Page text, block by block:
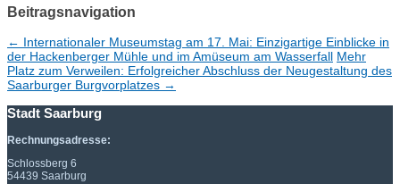
Beitragsnavigation
← Internationaler Museumstag am 17. Mai: Einzigartige Einblicke in
der Hackenberger Mühle und im Amüseum am Wasserfall Mehr
Platz zum Verweilen: Erfolgreicher Abschluss der Neugestaltung des
Saarburger Burgvorplatzes →
Stadt Saarburg
Rechnungsadresse:
Schlossberg 6
54439 Saarburg